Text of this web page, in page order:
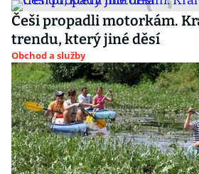
Češi propadli motorkám.
trendu, který jiné děsí
Obchod a služby